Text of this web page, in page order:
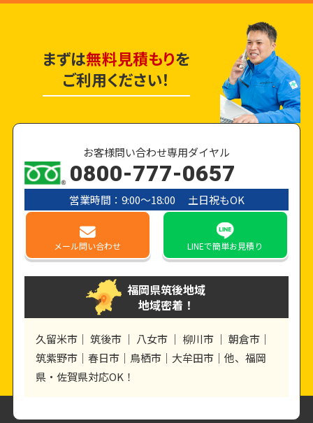
まずは無料見積もりを
ご利用ください！
お客様問い合わせ専用ダイヤル
0800-777-0657
営業時間：9:00〜18:00 土日祝もOK
メール問い合わせ LINEで簡単お見積り
福岡県筑後地域
地域密着！
久留米市｜ 筑後市 ｜ 八女市 ｜ 柳川市 ｜ 朝倉市｜
筑紫野市｜春日市｜鳥栖市｜大牟田市｜他、福岡
県・佐賀県対応OK！